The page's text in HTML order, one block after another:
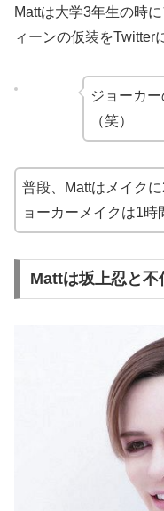
Mattは大学3年生の時
ィーンの仮装をTwitter
ジョーカ
（笑）
普段、Mattはメイク
ョーカーメイクは1時
Mattは坂上忍と不